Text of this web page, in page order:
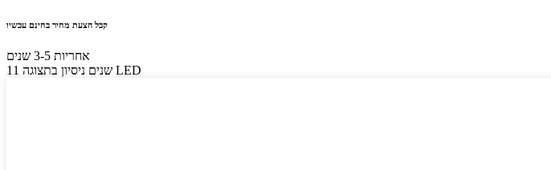
קבל הצעת מחיר בחינם עכשיו
אחריות 3-5 שנים
11 שנים ניסיון בתצוגה LED